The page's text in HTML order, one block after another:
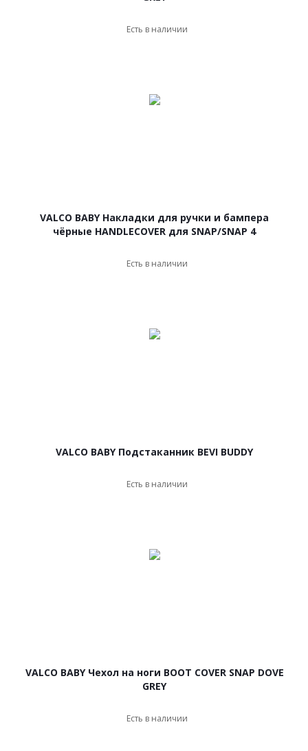
Есть в наличии
VALCO BABY Накладки для ручки и бампера
чёрные HANDLECOVER для SNAP/SNAP 4
Есть в наличии
VALCO BABY Подстаканник BEVI BUDDY
Есть в наличии
VALCO BABY Чехол на ноги BOOT COVER SNAP DOVE
GREY
Есть в наличии